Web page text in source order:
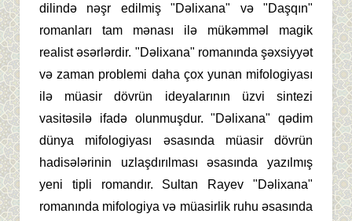
dilində nəşr edilmiş "Dəlixana" və "Daşqın"
romanları tam mənası ilə mükəmməl magik
realist əsərlərdir. "Dəlixana" romanında şəxsiyyət
və zaman problemi daha çox yunan mifologiyası
ilə müasir dövrün ideyalarının üzvi sintezi
vasitəsilə ifadə olunmuşdur. "Dəlixana" qədim
dünya mifologiyası əsasında müasir dövrün
hadisələrinin uzlaşdırılması əsasında yazılmış
yeni tipli romandır. Sultan Rayev "Dəlixana"
romanında mifologiya və müasirlik ruhu əsasında